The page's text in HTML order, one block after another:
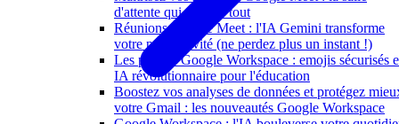
d'attente qui change tout
Réunions Google Meet : l'IA Gemini transforme
votre productivité (ne perdez plus un instant !)
Les pépites Google Workspace : emojis sécurisés
IA révolutionnaire pour l'éducation
Boostez vos analyses de données et protégez
votre Gmail : les nouveautés Google Workspace